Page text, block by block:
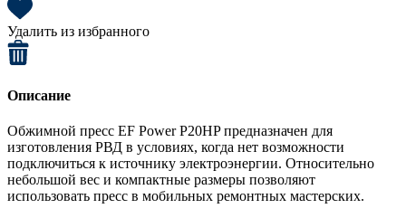
Удалить из избранного
Описание
Обжимной пресс EF Power P20HP предназначен для
изготовления РВД в условиях, когда нет возможности
подключиться к источнику электроэнергии. Относительно
небольшой вес и компактные размеры позволяют
использовать пресс в мобильных ремонтных мастерских.